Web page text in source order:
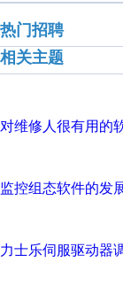
热门招聘
相关主题
对维修人很有用的
监控组态软件的发
力士乐伺服驱动器